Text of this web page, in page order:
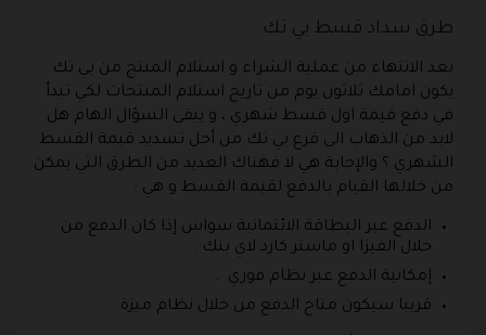
طرق سداد قسط بي تك
بعد الانتهاء من عملية الشراء و استلام المنتج من بي تك
يكون امامك ثلاثون يوم من تاريخ استلام المنتجات لكي تبدأ
في دفع قيمة اول قسط شهري ، و يبقى السؤال الهام هل
لابد من الذهاب الى فرع بي تك من أجل تسديد قيمة القسط
الشهري ؟ والإجابة هي لا فهناك العديد من الطرق التي يمكن
من خلالها القيام بالدفع لقيمة القسط و هي :
الدفع عبر البطاقة الائتمانية سواس إذا كان الدفع من
خلال الفيزا او ماستر كارد لاي بنك .
إمكانية الدفع عبر نظام فوري .
قريبا سيكون متاح الدفع من خلال نظام ميزة .